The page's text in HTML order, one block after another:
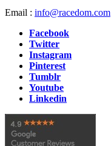
Email : info@racedom.com
Facebook
Twitter
Instagram
Pinterest
Tumblr
Youtube
Linkedin